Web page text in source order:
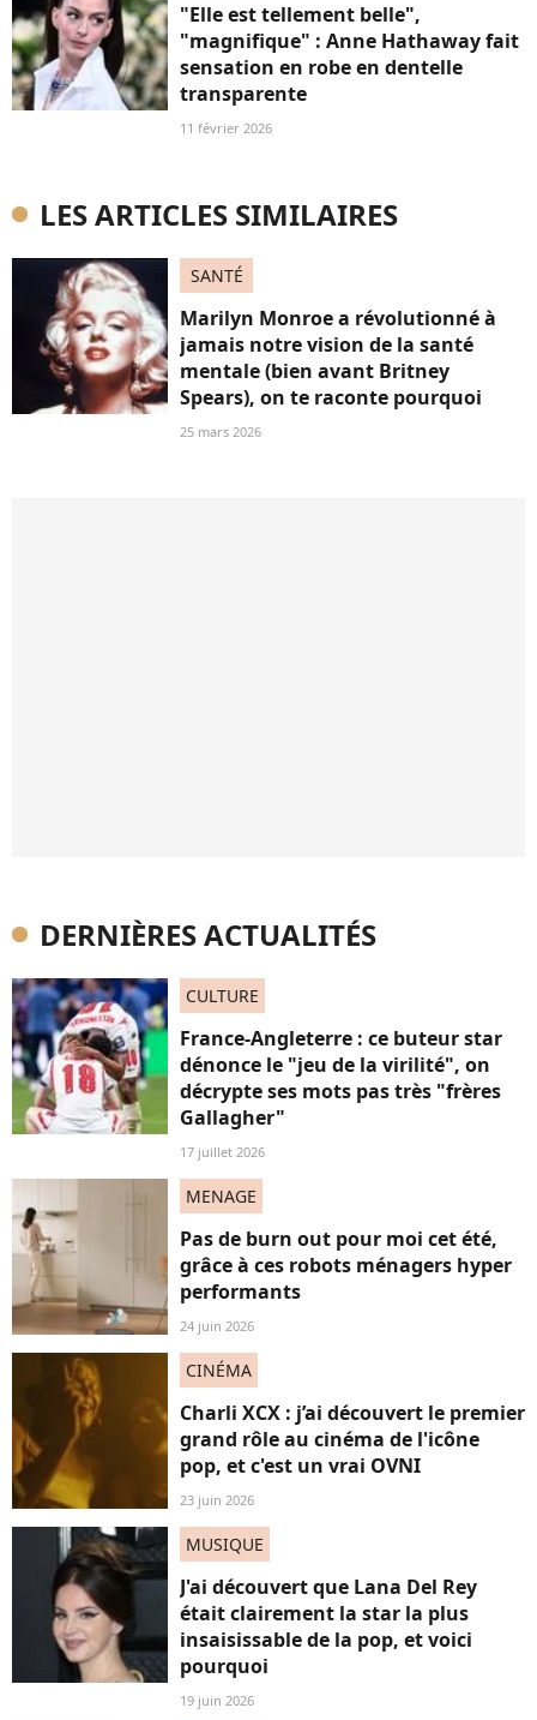
"Elle est tellement belle",
"magnifique" : Anne Hathaway fait
sensation en robe en dentelle
transparente
11 février 2026
LES ARTICLES SIMILAIRES
SANTÉ
Marilyn Monroe a révolutionné à
jamais notre vision de la santé
mentale (bien avant Britney
Spears), on te raconte pourquoi
25 mars 2026
DERNIÈRES ACTUALITÉS
CULTURE
France-Angleterre : ce buteur star
dénonce le "jeu de la virilité", on
décrypte ses mots pas très "frères
Gallagher"
17 juillet 2026
MENAGE
Pas de burn out pour moi cet été,
grâce à ces robots ménagers hyper
performants
24 juin 2026
CINÉMA
Charli XCX : j’ai découvert le premier
grand rôle au cinéma de l'icône
pop, et c'est un vrai OVNI
23 juin 2026
MUSIQUE
J'ai découvert que Lana Del Rey
était clairement la star la plus
insaisissable de la pop, et voici
pourquoi
19 juin 2026